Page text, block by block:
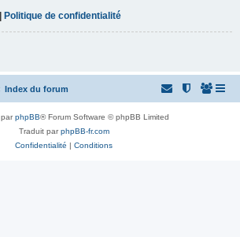
| Politique de confidentialité
Index du forum
parphpBB® Forum Software © phpBB Limited
Traduit parphpBB-fr.com
Confidentialité | Conditions